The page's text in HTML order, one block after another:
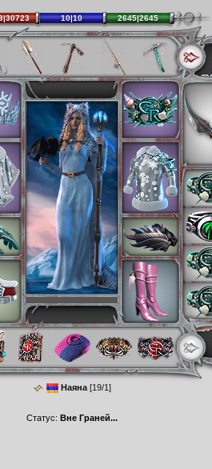
Статус: Вне Граней...
10|10 2645|2645
Наяна [19/1]